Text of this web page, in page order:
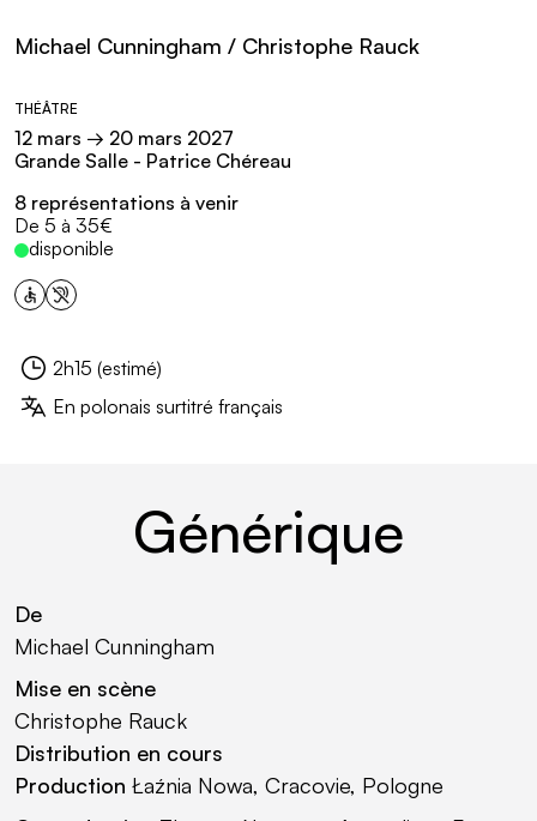
Michael Cunningham / Christophe Rauck
THÉÂTRE
12 mars → 20 mars 2027
Grande Salle - Patrice Chéreau
8 représentations à venir
Tarifs :
De 5 à 35€
disponible
Événement accessible
Durée :
2h15 (estimé)
Sous-titre :
En polonais surtitré français
Générique
De
Michael Cunningham
Mise en scène
Christophe Rauck
Distribution en cours
Production Łaźnia Nowa, Cracovie, Pologne